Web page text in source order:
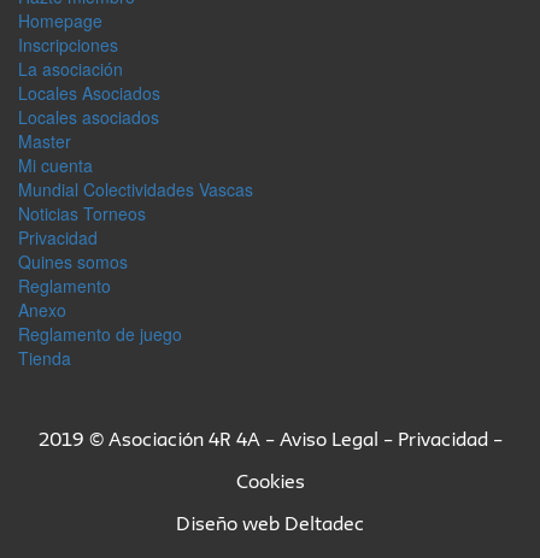
Homepage
Inscripciones
La asociación
Locales Asociados
Locales asociados
Master
Mi cuenta
Mundial Colectividades Vascas
Noticias Torneos
Privacidad
Quines somos
Reglamento
Anexo
Reglamento de juego
Tienda
2019 © Asociación 4R 4A – Aviso Legal – Privacidad–
Cookies
Diseño web Deltadec